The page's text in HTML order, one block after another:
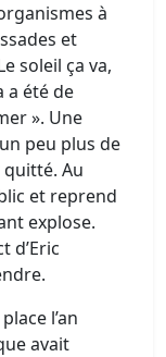
à
et
soleil ça va,
a été de
». Une
peu plus de
quitté. Au
et reprend
explose.
d’Eric
l’an
avait